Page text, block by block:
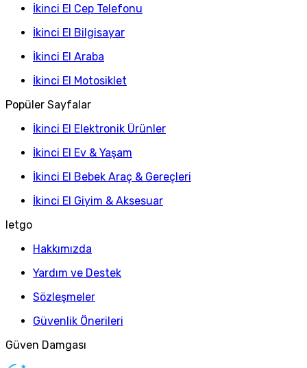
İkinci El Cep Telefonu
İkinci El Bilgisayar
İkinci El Araba
İkinci El Motosiklet
Popüler Sayfalar
İkinci El Elektronik Ürünler
İkinci El Ev & Yaşam
İkinci El Bebek Araç & Gereçleri
İkinci El Giyim & Aksesuar
letgo
Hakkımızda
Yardım ve Destek
Sözleşmeler
Güvenlik Önerileri
Güven Damgası